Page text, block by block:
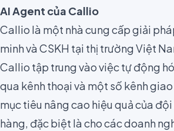
AI Agent của Callio
Callio là một nhà cung cấp giải
minh và CSKH tại thị trường Việt
Callio tập trung vào việc tự động
qua kênh thoại và một số kênh
mục tiêu nâng cao hiệu quả của
hàng, đặc biệt là cho các doanh